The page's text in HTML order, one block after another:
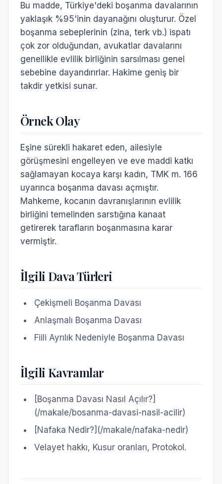
Bu madde, Türkiye'deki boşanma davalarının
yaklaşık %95'inin dayanağını oluşturur. Özel
boşanma sebeplerinin (zina, terk vb.) ispatı
çok zor olduğundan, avukatlar davalarını
genellikle evlilik birliğinin sarsılması genel
sebebine dayandırırlar. Hakime geniş bir
takdir yetkisi sunar.
Örnek Olay
Eşine sürekli hakaret eden, ailesiyle
görüşmesini engelleyen ve eve maddi katkı
sağlamayan kocaya karşı kadın, TMK m. 166
uyarınca boşanma davası açmıştır.
Mahkeme, kocanın davranışlarının evlilik
birliğini temelinden sarstığına kanaat
getirerek tarafların boşanmasına karar
vermiştir.
İlgili Dava Türleri
Çekişmeli Boşanma Davası
Anlaşmalı Boşanma Davası
Fiili Ayrılık Nedeniyle Boşanma Davası
İlgili Kavramlar
[Boşanma Davası Nasıl Açılır?]
(/makale/bosanma-davasi-nasil-acilir)
[Nafaka Nedir?](/makale/nafaka-nedir)
Velayet hakkı, Kusur oranları, Protokol.